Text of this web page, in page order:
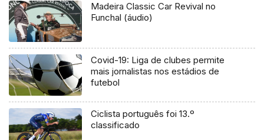
Madeira Classic Car Revival no
Funchal (áudio)
Covid-19: Liga de clubes permite
mais jornalistas nos estádios de
futebol
Ciclista português foi 13.º
classificado